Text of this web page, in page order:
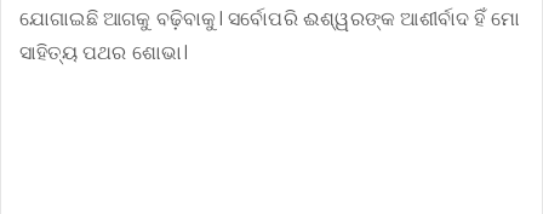
ଯୋଗାଇଛି ଆଗକୁ ବଢ଼ିବାକୁ। ସର୍ବୋପରି ଈଶ୍ୱରଙ୍କ ଆଶୀର୍ବାଦ ହିଁ ମୋ
ସାହିତ୍ୟ ପଥର ଶୋଭା।